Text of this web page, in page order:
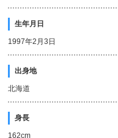
生年月日
1997年2月3日
出身地
北海道
身長
162cm